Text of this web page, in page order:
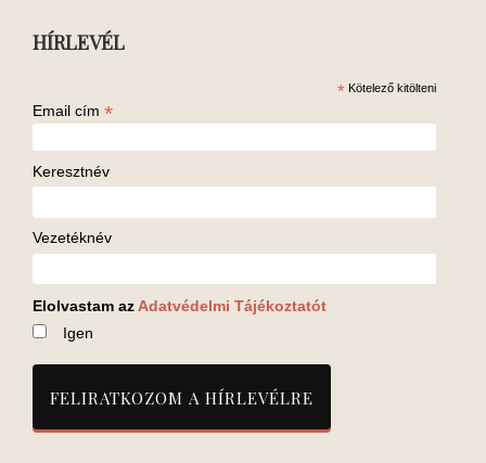
HÍRLEVÉL
* Kötelező kitölteni
Email cím *
Keresztnév
Vezetéknév
Elolvastam az Adatvédelmi Tájékoztatót
Igen